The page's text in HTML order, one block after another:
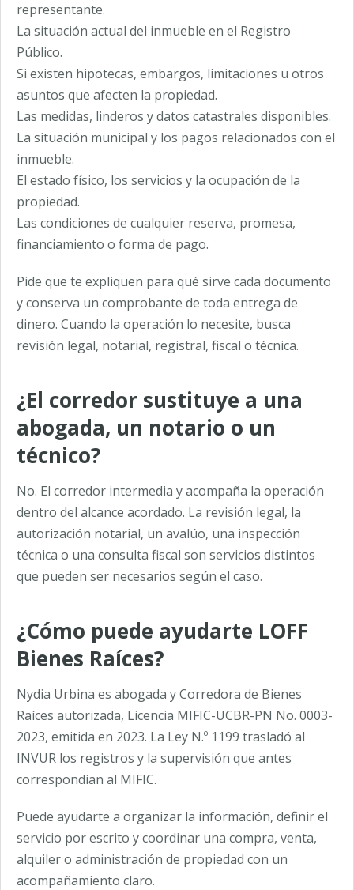
representante.
La situación actual del inmueble en el Registro
Público.
Si existen hipotecas, embargos, limitaciones u otros
asuntos que afecten la propiedad.
Las medidas, linderos y datos catastrales disponibles.
La situación municipal y los pagos relacionados con el
inmueble.
El estado físico, los servicios y la ocupación de la
propiedad.
Las condiciones de cualquier reserva, promesa,
financiamiento o forma de pago.
Pide que te expliquen para qué sirve cada documento
y conserva un comprobante de toda entrega de
dinero. Cuando la operación lo necesite, busca
revisión legal, notarial, registral, fiscal o técnica.
¿El corredor sustituye a una
abogada, un notario o un
técnico?
No. El corredor intermedia y acompaña la operación
dentro del alcance acordado. La revisión legal, la
autorización notarial, un avalúo, una inspección
técnica o una consulta fiscal son servicios distintos
que pueden ser necesarios según el caso.
¿Cómo puede ayudarte LOFF
Bienes Raíces?
Nydia Urbina es abogada y Corredora de Bienes
Raíces autorizada, Licencia MIFIC-UCBR-PN No. 0003-
2023, emitida en 2023. La Ley N.º 1199 trasladó al
INVUR los registros y la supervisión que antes
correspondían al MIFIC.
Puede ayudarte a organizar la información, definir el
servicio por escrito y coordinar una compra, venta,
alquiler o administración de propiedad con un
acompañamiento claro.